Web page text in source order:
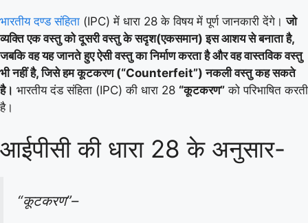
भारतीय दण्ड संहिता (IPC) में धारा 28 के विषय में पूर्ण जानकारी देंगे।जो
व्यक्ति एक वस्तु को दूसरी वस्तु के सदृश(एकसमान) इस आशय से बनाता है,
जबकि वह यह जानते हुए ऐसी वस्तु का निर्माण करता है और वह वास्तविक वस्तु
भी नहीं है, जिसे हम कूटकरण (“Counterfeit”) नकली वस्तु कह सकते
है। भारतीय दंड संहिता (IPC) की धारा 28 “कूटकरण” को परिभाषित करती
है।
आईपीसी की धारा 28 के अनुसार-
“कूटकरण”–